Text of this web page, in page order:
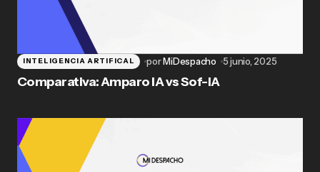
INTELIGENCIA ARTIFICAL porMiDespacho 5 junio, 2025
Comparativa: Amparo IA vs Sof-IA